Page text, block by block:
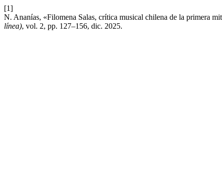
[1]
N. Ananías, «Filomena Salas, crítica musical chilena de la primera
línea), vol. 2, pp. 127–156, dic. 2025.